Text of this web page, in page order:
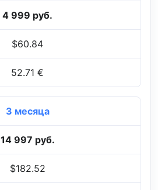
4 999 руб.
$60.84
52.71 €
3 месяца
14 997 руб.
$182.52